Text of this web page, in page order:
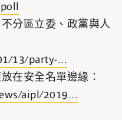
分區立委、政黨與人
13/party-...
在安全名單邊緣：
aipl/2019...